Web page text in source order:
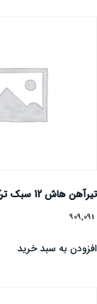
هاش 12 سبک ترک
به سبد خرید